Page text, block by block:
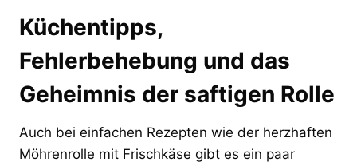
Küchentipps,
Fehlerbehebung und das
Geheimnis der saftigen Rolle
Auch bei einfachen Rezepten wie der herzhaften
Möhrenrolle mit Frischkäse gibt es ein paar